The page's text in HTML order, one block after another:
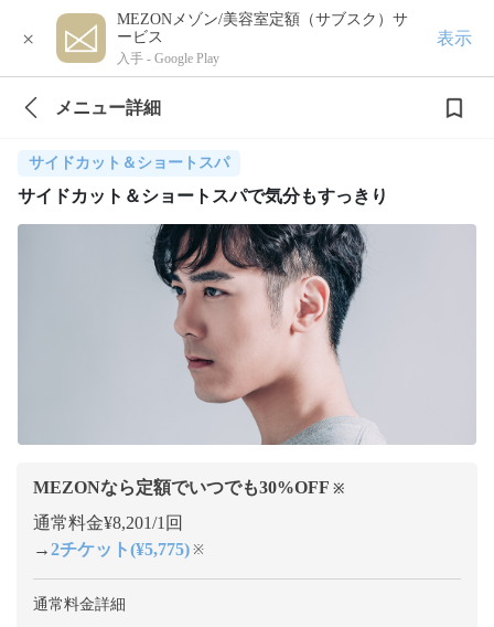
×
MEZONメゾン/美容室定額（サブスク）サ
ービス
入手 - Google Play
表示
メニュー詳細
サイドカット＆ショートスパ
サイドカット＆ショートスパで気分もすっきり
MEZONなら定額でいつでも30%OFF ※
通常料金¥8,201/1回
→2チケット(¥5,775) ※
通常料金詳細